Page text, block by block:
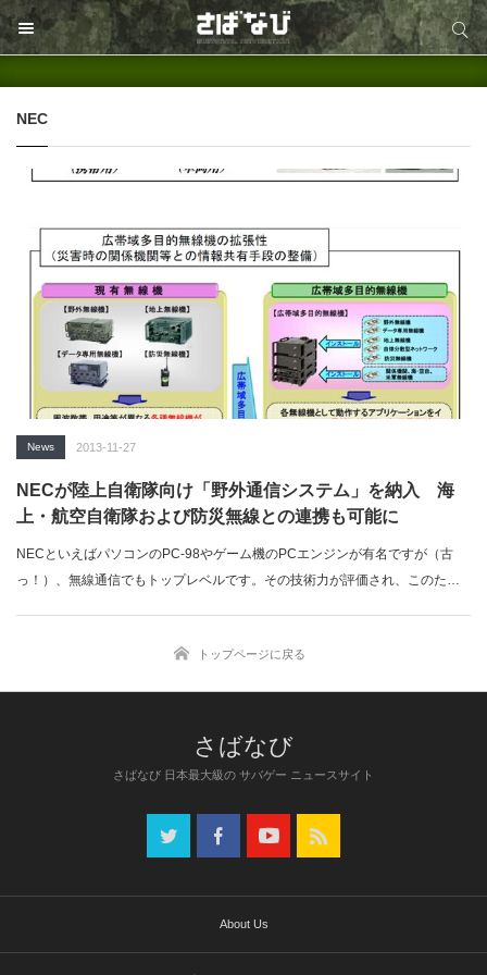
サイト内検索
NEC
News 2013-11-27
NECが陸上自衛隊向け「野外通信システム」を納入 海
上・航空自衛隊および防災無線との連携も可能に
NECといえばパソコンのPC-98やゲーム機のPCエンジンが有名ですが（古
っ！）、無線通信でもトップレベルです。その技術力が評価され、このたび
トップページに戻る
さばなび 日本最大級の サバゲー ニュースサイト
About Us
サイト内検索